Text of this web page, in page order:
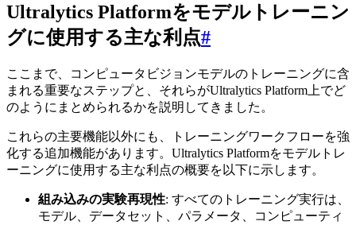
Ultralytics Platformをモデルトレーニン
グに使用する主な利点#
ここまで、コンピュータビジョンモデルのトレーニングに含
まれる重要なステップと、それらがUltralytics Platform上でど
のようにまとめられるかを説明してきました。
これらの主要機能以外にも、トレーニングワークフローを強
化する追加機能があります。Ultralytics Platformをモデルトレ
ーニングに使用する主な利点の概要を以下に示します。
組み込みの実験再現性: すべてのトレーニング実行は、
モデル、データセット、パラメータ、コンピューティ